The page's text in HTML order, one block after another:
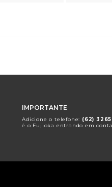
IMPORTANTE
Adicione o telefone: (62)
é o Fujioka entrando em